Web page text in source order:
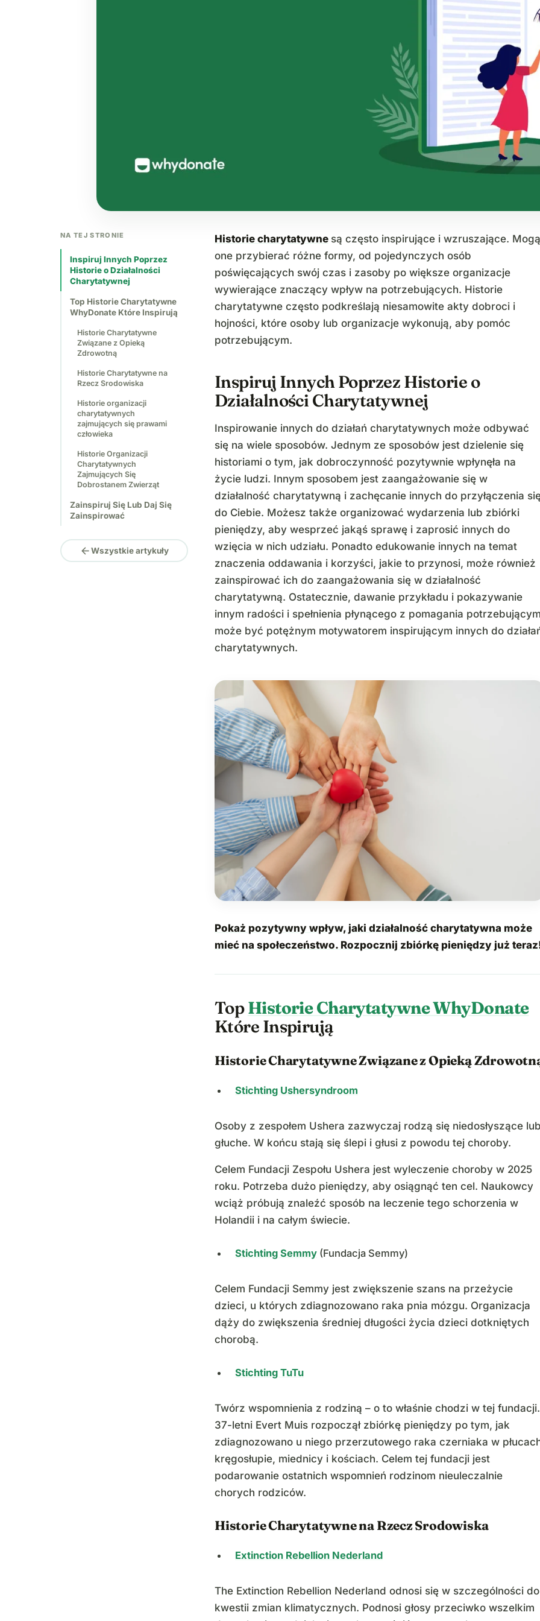
NA TEJ STRONIE
Inspiruj Innych Poprzez
Historie o Działalności
Charytatywnej
Top Historie Charytatywne
WhyDonate Które Inspirują
Historie Charytatywne
Związane z Opieką
Zdrowotną
Historie Charytatywne na
Rzecz Srodowiska
Historie organizacji
charytatywnych
zajmujących się prawami
człowieka
Historie Organizacji
Charytatywnych
Zajmujących Się
Dobrostanem Zwierząt
Zainspiruj Się Lub Daj Się
Zainspirować
arrow_backWszystkie artykuły
Historie charytatywne są często inspirujące i wzruszające. Mogą
one przybierać różne formy, od pojedynczych osób
poświęcających swój czas i zasoby po większe organizacje
wywierające znaczący wpływ na potrzebujących. Historie
charytatywne często podkreślają niesamowite akty dobroci i
hojności, które osoby lub organizacje wykonują, aby pomóc
potrzebującym.
Inspiruj Innych Poprzez Historie o
Działalności Charytatywnej
Inspirowanie innych do działań charytatywnych może odbywać
się na wiele sposobów. Jednym ze sposobów jest dzielenie się
historiami o tym, jak dobroczynność pozytywnie wpłynęła na
życie ludzi. Innym sposobem jest zaangażowanie się w
działalność charytatywną i zachęcanie innych do przyłączenia
do Ciebie. Możesz także organizować wydarzenia lub zbiórki
pieniędzy, aby wesprzeć jakąś sprawę i zaprosić innych do
wzięcia w nich udziału. Ponadto edukowanie innych na temat
znaczenia oddawania i korzyści, jakie to przynosi, może również
zainspirować ich do zaangażowania się w działalność
charytatywną. Ostatecznie, dawanie przykładu i pokazywanie
innym radości i spełnienia płynącego z pomagania
może być potężnym motywatorem inspirującym innych do
charytatywnych.
Pokaż pozytywny wpływ, jaki działalność charytatywna może
mieć na społeczeństwo. Rozpocznij zbiórkę pieniędzy już
TopHistorie Charytatywne WhyDonate
Które Inspirują
Historie Charytatywne Związane z Opieką
Stichting Ushersyndroom
Osoby z zespołem Ushera zazwyczaj rodzą się niedosłyszące
głuche. W końcu stają się ślepi i głusi z powodu tej choroby.
Celem Fundacji Zespołu Ushera jest wyleczenie choroby w 2025
roku. Potrzeba dużo pieniędzy, aby osiągnąć ten cel. Naukowcy
wciąż próbują znaleźć sposób na leczenie tego schorzenia w
Holandii i na całym świecie.
Stichting Semmy (Fundacja Semmy)
Celem Fundacji Semmy jest zwiększenie szans na przeżycie
dzieci, u których zdiagnozowano raka pnia mózgu. Organizacja
dąży do zwiększenia średniej długości życia dzieci dotkniętych
chorobą.
Stichting TuTu
Twórz wspomnienia z rodziną – o to właśnie chodzi w tej fundacji.
37-letni Evert Muis rozpoczął zbiórkę pieniędzy po tym, jak
zdiagnozowano u niego przerzutowego raka czerniaka w
kręgosłupie, miednicy i kościach. Celem tej fundacji jest
podarowanie ostatnich wspomnień rodzinom nieuleczalnie
chorych rodziców.
Historie Charytatywne na Rzecz Srodowiska
Extinction Rebellion Nederland
The Extinction Rebellion Nederland odnosi się w szczególności do
kwestii zmian klimatycznych. Podnosi głosy przeciwko wszelkim